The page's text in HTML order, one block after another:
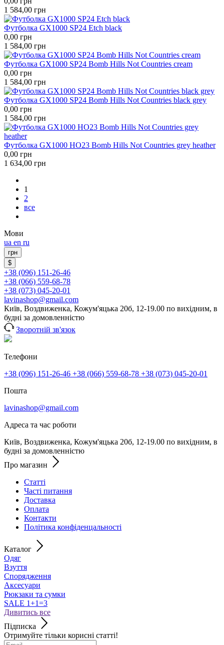
1 584,00 грн
Футболка GX1000 SP24 Etch black
0,00 грн
1 584,00 грн
Футболка GX1000 SP24 Bomb Hills Not Countries cream
0,00 грн
1 584,00 грн
Футболка GX1000 SP24 Bomb Hills Not Countries black grey
0,00 грн
1 584,00 грн
Футболка GX1000 HO23 Bomb Hills Not Countries grey heather
0,00 грн
1 634,00 грн
1
2
все
Мови
ua en ru
грн
$
+38 (096) 151-26-46
+38 (066) 559-68-78
+38 (073) 045-20-01
lavinashop@gmail.com
Київ, Воздвиженка, Кожум'яцька 20б, 12-19.00 по вихідним, в
будні за домовленністю
Зворотній зв'язок
Телефони
+38 (096) 151-26-46 +38 (066) 559-68-78 +38 (073) 045-20-01
Пошта
lavinashop@gmail.com
Адреса та час роботи
Київ, Воздвиженка, Кожум'яцька 20б, 12-19.00 по вихідним, в
будні за домовленністю
Про магазин
Статті
Часті питання
Доставка
Оплата
Контакти
Політика конфіденцальності
Каталог
Одяг
Взуття
Спорядження
Аксесуари
Рюкзаки та сумки
SALE 1+1=3
Дивитись все
Підписка
Отримуйте тільки корисні статті!